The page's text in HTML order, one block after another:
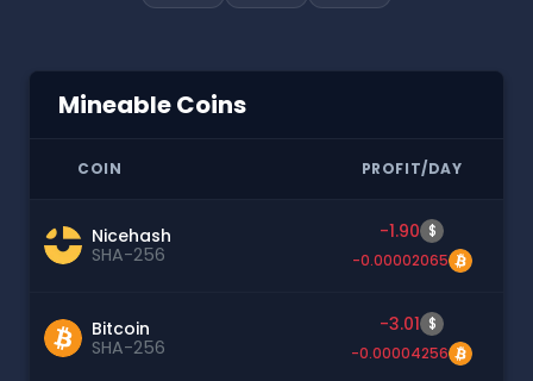
Mineable Coins
COIN PROFIT/DAY
Nicehash
SHA-256
-1.90 $
-0.00002065
Bitcoin
SHA-256
-3.01 $
-0.00004256